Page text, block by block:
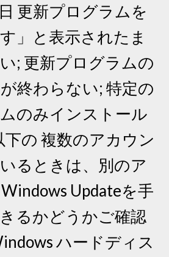
更新プログラムを
」と表示されたま
; 更新プログラムの
終わらない; 特定の
のみインストール
下の 複数のアカウン
るときは、別のア
Updateを手
るかどうかご確認
ハードディス